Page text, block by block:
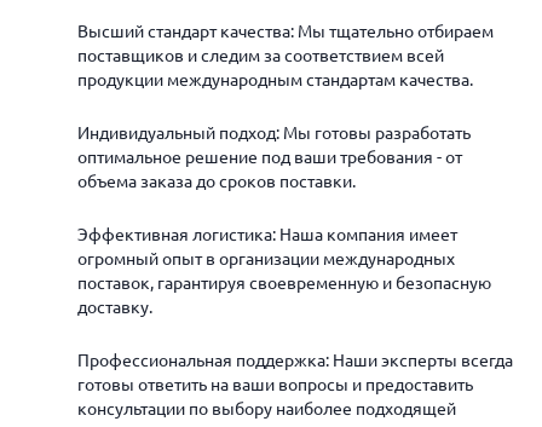
Высший стандарт качества: Мы тщательно отбираем
поставщиков и следим за соответствием всей
продукции международным стандартам качества.
Индивидуальный подход: Мы готовы разработать
оптимальное решение под ваши требования - от
объема заказа до сроков поставки.
Эффективная логистика: Наша компания имеет
огромный опыт в организации международных
поставок, гарантируя своевременную и безопасную
доставку.
Профессиональная поддержка: Наши эксперты всегда
готовы ответить на ваши вопросы и предоставить
консультации по выбору наиболее подходящей